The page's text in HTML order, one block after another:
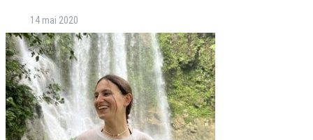
14 mai 2020